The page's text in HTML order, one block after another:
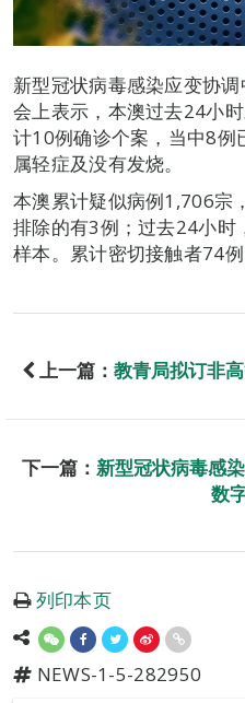
新型冠状病毒感染应变协
会上表示，本澳过去24小
计10例确诊个案，当中8例
属轻症及没有发烧。
本澳累计疑似病例1,706宗
排除的有3例；过去24小时
样本。累计密切接触者74
上一篇： 教青局拟订非
下一篇： 新型冠状病毒感
数
列印本页
NEWS-1-5-282950